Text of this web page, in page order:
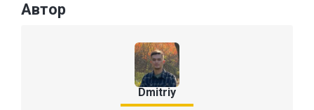
Автор
Dmitriy